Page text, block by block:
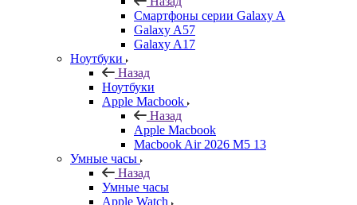
Смартфоны серии Galaxy A
Galaxy A57
Galaxy A17
Ноутбуки
Назад
Ноутбуки
Apple Macbook
Назад
Apple Macbook
Macbook Air 2026 M5 13
Умные часы
Назад
Умные часы
Apple Watch